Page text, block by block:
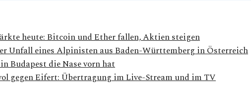
heute: Bitcoin und Ether fallen, Aktien steigen
Unfall eines Alpinisten aus Baden-Württemberg in Österreich
Budapest die Nase vorn hat
gegen Eifert: Übertragung im Live-Stream und im TV